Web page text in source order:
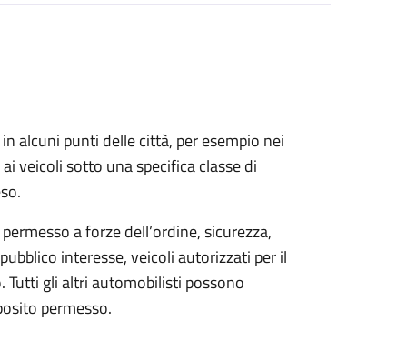
alcuni punti delle città, per esempio nei
veicoli sotto una specifica classe di
a forze dell’ordine, sicurezza,
interesse, veicoli autorizzati per il
gli altri automobilisti possono
permesso.